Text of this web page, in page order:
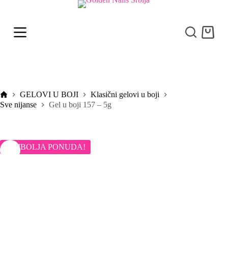
p
n
PočetnaGELOVI U BOJI
Klasični gelovi u boji
Sve nijanse
Gel u boji 157 – 5g
NAJBOLJA PONUDA!